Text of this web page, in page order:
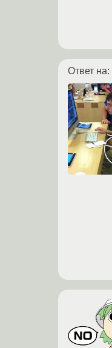
Ответ на: